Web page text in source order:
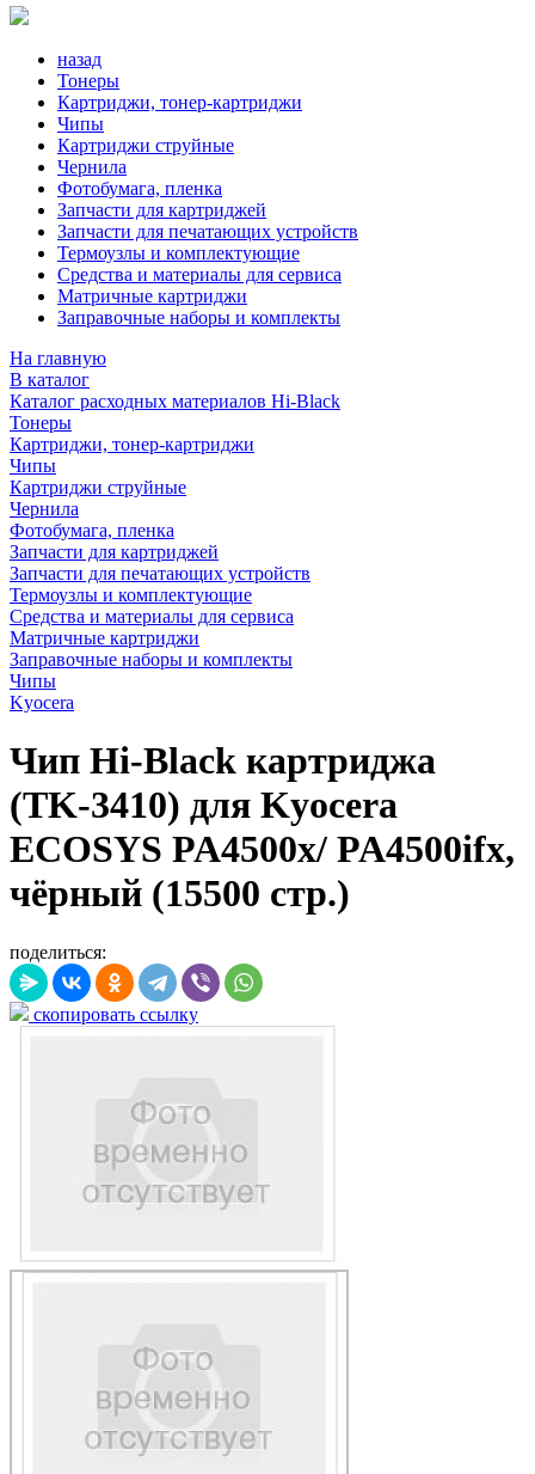
назад
Тонеры
Картриджи, тонер-картриджи
Чипы
Картриджи струйные
Чернила
Фотобумага, пленка
Запчасти для картриджей
Запчасти для печатающих устройств
Термоузлы и комплектующие
Средства и материалы для сервиса
Матричные картриджи
Заправочные наборы и комплекты
На главную
В каталог
Каталог расходных материалов Hi-Black
Тонеры
Картриджи, тонер-картриджи
Чипы
Картриджи струйные
Чернила
Фотобумага, пленка
Запчасти для картриджей
Запчасти для печатающих устройств
Термоузлы и комплектующие
Средства и материалы для сервиса
Матричные картриджи
Заправочные наборы и комплекты
Чипы
Kyocera
Чип Hi-Black картриджа
(TK-3410) для Kyocera
ECOSYS PA4500x/ PA4500ifx,
чёрный (15500 стр.)
поделиться:
скопировать ссылку